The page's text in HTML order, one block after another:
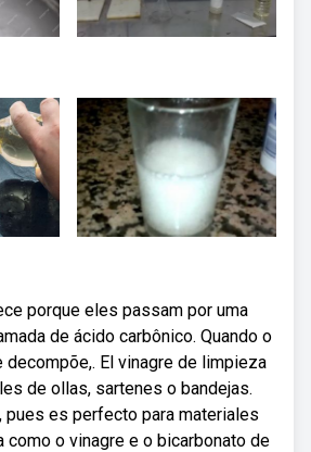
porque eles passam por uma
de ácido carbônico. Quando o
El vinagre de limpieza
de ollas, sartenes o bandejas.
es perfecto para materiales
como o vinagre e o bicarbonato de